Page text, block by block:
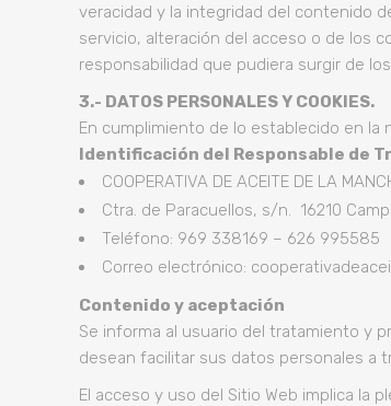
veracidad y la integridad del contenido
servicio, alteración del acceso o de los
responsabilidad que pudiera surgir de
3.- DATOS PERSONALES Y COOKIES.
En cumplimiento de lo establecido en
Identificación del Responsable de
COOPERATIVA DE ACEITE DE LA
Ctra. de Paracuellos, s/n. 16210
Teléfono: 969 338169 – 626 995585
Correo electrónico:
Contenido y aceptación
Se informa al usuario del tratamiento y
desean facilitar sus datos personales a
El acceso y uso del Sitio Web implica la